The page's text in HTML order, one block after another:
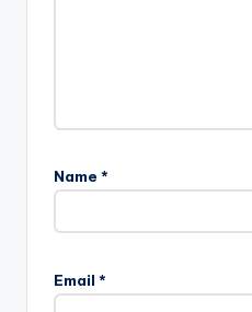
Name *
Email *